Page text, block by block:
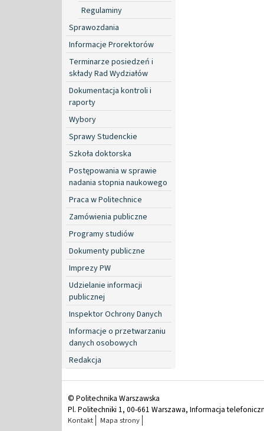
Regulaminy
Sprawozdania
Informacje Prorektorów
Terminarze posiedzeń i
składy Rad Wydziałów
Dokumentacja kontroli i
raporty
Wybory
Sprawy Studenckie
Szkoła doktorska
Postępowania w sprawie
nadania stopnia naukowego
Praca w Politechnice
Zamówienia publiczne
Programy studiów
Dokumenty publiczne
Imprezy PW
Udzielanie informacji
publicznej
Inspektor Ochrony Danych
Informacje o przetwarzaniu
danych osobowych
Redakcja
© Politechnika Warszawska
Pl. Politechniki 1, 00-661 Warszawa, Informacja
Kontakt Mapa strony